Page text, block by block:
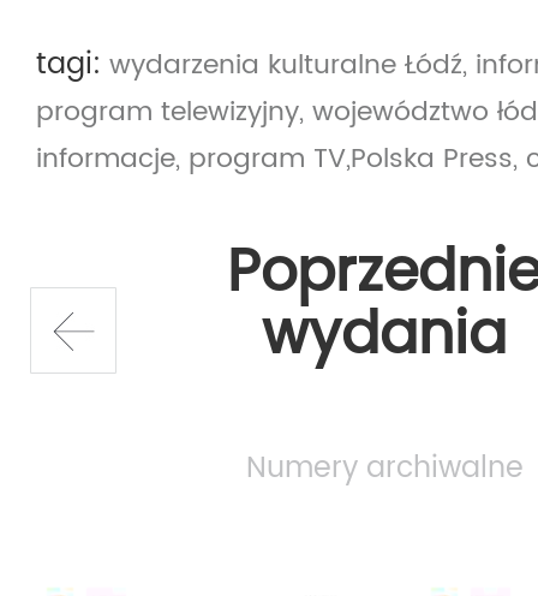
tagi: wydarzenia kulturalne Łódź,
program telewizyjny, województwo
informacje, program TV,Polska Press,
wydania
Numery archiwalne